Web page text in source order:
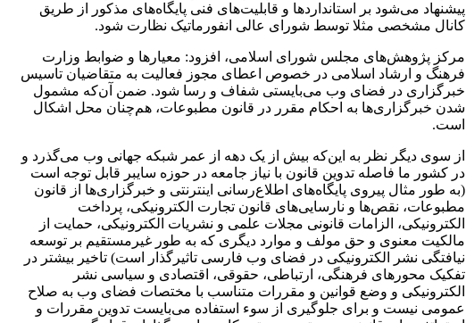
پیشنهاد می‌شود بر استانداردها و قابلیت‌های فنی پایگاه‌های مذکور از طریق
کانال مشخصی مثلا توسط شورای عالی انفورماتیک نظارت شود.
مرکز پژوهش‌های مجلس شورای اسلامی، افزود: معیارها و ضوابط وزارت
فرهنگ و ارشاد اسلامی در خصوص اعطای مجوز فعالیت به متقاضیان تاسیس
خبرگزاری‌ در فضای وب می‌بایستی شفاف و رسا شود. ضمن آن‌که مشمول
شدن خبرگزاری‌ها به احکام مقرر در قانون مطبوعات، هم‌چنان محل اشکال
است.
از سوی دیگر نظر به این‌که بیش از یک دهه از عمر شبکه جهانی وب می‌گذرد و
در کشور ما فاصله تدوین قانون با نیاز جامعه در حوزه سایبر قابل توجه است
(به طور مثال پیروی پایگاه‌های اطلاع‌رسانی اینترنتی و خبرگزاری‌ها از قانون
مطبوعات، نقص‌ها و نارسایی‌های قانون تجارت الکترونیکی، پرداخت
الکترونیکی، الزامات قانونی مجلات علمی و نشریات الکترونیکی، حمایت از
مالکیت معنوی و حق مولف و موارد دیگری که به طور غیرمستقیم بر توسعه
نیافتگی نشر الکترونیکی در فضای وب فارسی تاثیرگذار است) تاخیر بیشتر در
تفکیک محورهای فرهنگی، ارتباطی، حقوقی،‌ اقتصادی و سیاسی نشر
الکترونیکی و وضع قوانین و مقررات متناسب با مختصات فضای وب به صلاح
عمومی نیست و برای جلوگیری از سوء استفاده می‌بایست تدوین مقررات و